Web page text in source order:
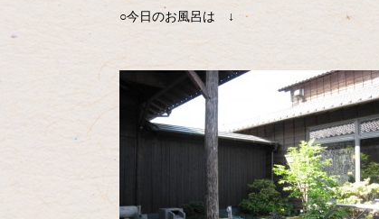
○今日のお風呂は ↓